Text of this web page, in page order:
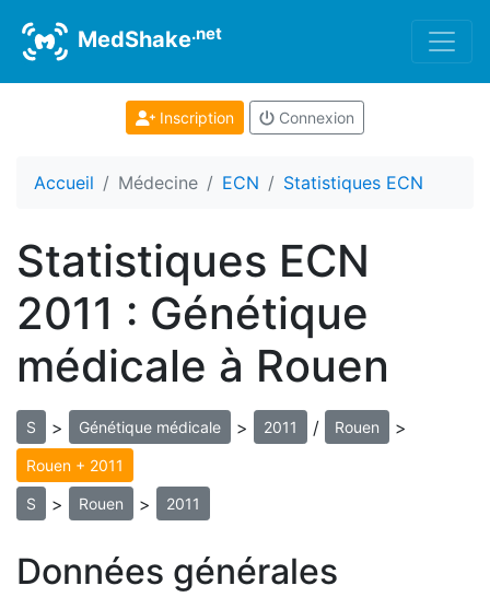
MedShake.net
Inscription Connexion
Accueil Médecine ECN Statistiques ECN
Statistiques ECN
2011 : Génétique
médicale à Rouen
S > Génétique médicale > 2011 / Rouen >
Rouen + 2011
S > Rouen > 2011
Données générales